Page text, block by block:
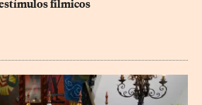
fílmicos